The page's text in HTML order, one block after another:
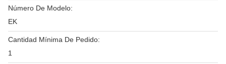
Número De Modelo:
EK
Cantidad Mínima De Pedido:
1